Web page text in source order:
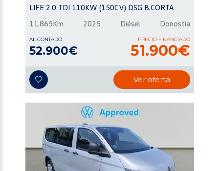
LIFE 2.0 TDI 110KW (150CV) DSG B.CORTA
11.865Km
2025 Diésel Donostia
AL CONTADO
52.900€
PRECIO FINANCIADO
51.900€
Ver oferta